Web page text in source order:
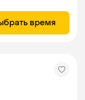
время